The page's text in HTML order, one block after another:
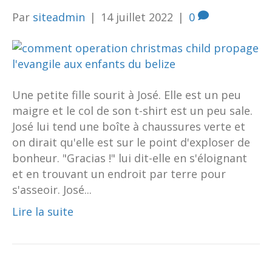
Par siteadmin | 14 juillet 2022 | 0
Une petite fille sourit à José. Elle est un peu
maigre et le col de son t-shirt est un peu sale.
José lui tend une boîte à chaussures verte et
on dirait qu'elle est sur le point d'exploser de
bonheur. "Gracias !" lui dit-elle en s'éloignant
et en trouvant un endroit par terre pour
s'asseoir. José...
Lire la suite